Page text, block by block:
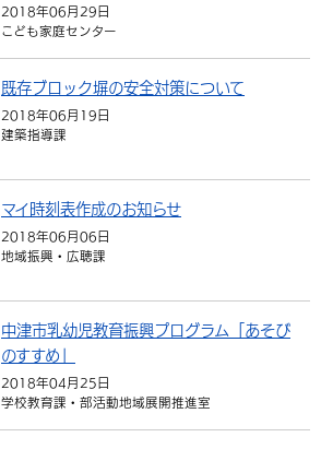
2018年06月29日
こども家庭センター
既存ブロック塀の安全対策について
2018年06月19日
建築指導課
マイ時刻表作成のお知らせ
2018年06月06日
地域振興・広聴課
中津市乳幼児教育振興プログラム「あそび
のすすめ」
2018年04月25日
学校教育課・部活動地域展開推進室